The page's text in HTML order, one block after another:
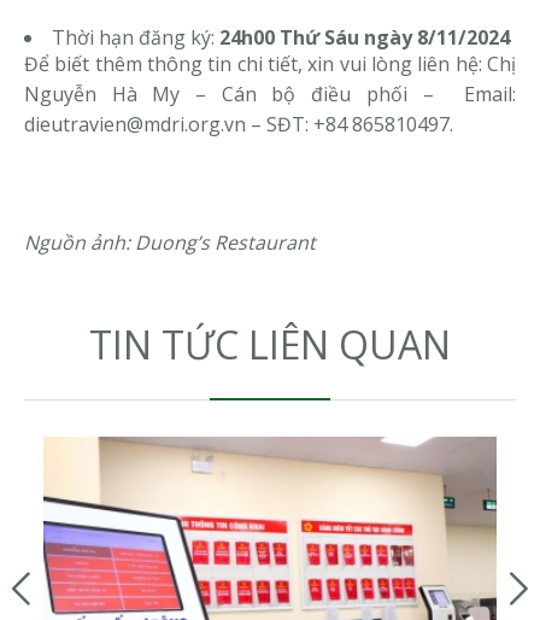
Thời hạn đăng ký: 24h00 Thứ Sáu ngày 8/11/2024
Để biết thêm thông tin chi tiết, xin vui lòng liên hệ: Chị
Nguyễn Hà My – Cán bộ điều phối – Email:
dieutravien@mdri.org.vn – SĐT: +84 865810497.
Nguồn ảnh: Duong’s Restaurant
TIN TỨC LIÊN QUAN